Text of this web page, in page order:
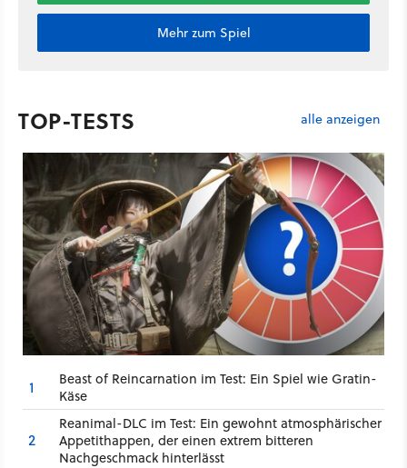
Mehr zum Spiel
TOP-TESTS alle anzeigen
1
Beast of Reincarnation im Test: Ein Spiel wie Gratin-
Käse
2
Reanimal-DLC im Test: Ein gewohnt atmosphärischer
Appetithappen, der einen extrem bitteren
Nachgeschmack hinterlässt